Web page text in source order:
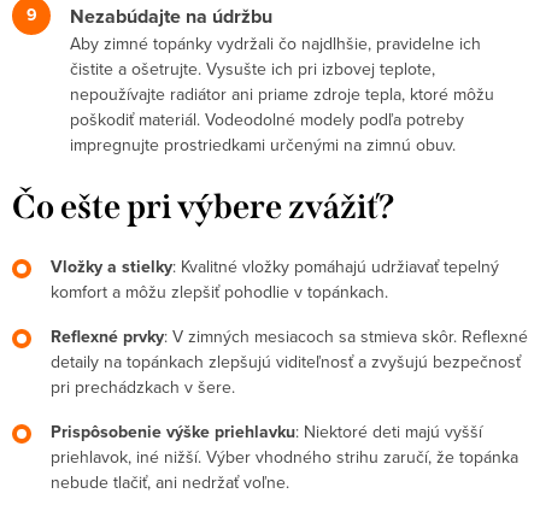
Nezabúdajte na údržbu
Aby zimné topánky vydržali čo najdlhšie, pravidelne ich
čistite a ošetrujte. Vysušte ich pri izbovej teplote,
nepoužívajte radiátor ani priame zdroje tepla, ktoré môžu
poškodiť materiál. Vodeodolné modely podľa potreby
impregnujte prostriedkami určenými na zimnú obuv.
Čo ešte pri výbere zvážiť?
Vložky a stielky: Kvalitné vložky pomáhajú udržiavať tepelný
komfort a môžu zlepšiť pohodlie v topánkach.
Reflexné prvky: V zimných mesiacoch sa stmieva skôr. Reflexné
detaily na topánkach zlepšujú viditeľnosť a zvyšujú bezpečnosť
pri prechádzkach v šere.
Prispôsobenie výške priehlavku: Niektoré deti majú vyšší
priehlavok, iné nižší. Výber vhodného strihu zaručí, že topánka
nebude tlačiť, ani nedržať voľne.